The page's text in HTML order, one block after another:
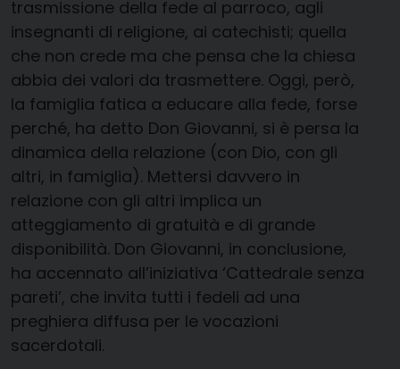
trasmissione della fede al parroco, agli
insegnanti di religione, ai catechisti; quella
che non crede ma che pensa che la chiesa
abbia dei valori da trasmettere. Oggi, però,
la famiglia fatica a educare alla fede, forse
perché, ha detto Don Giovanni, si è persa la
dinamica della relazione (con Dio, con gli
altri, in famiglia). Mettersi davvero in
relazione con gli altri implica un
atteggiamento di gratuità e di grande
disponibilità. Don Giovanni, in conclusione,
ha accennato all’iniziativa ‘Cattedrale senza
pareti’, che invita tutti i fedeli ad una
preghiera diffusa per le vocazioni
sacerdotali.